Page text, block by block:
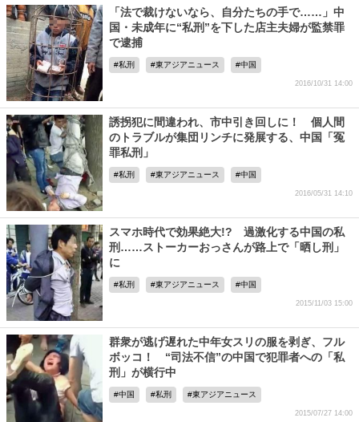
「法で裁けないなら、自分たちの手で……」中
国・未成年に“私刑”を下した店主夫婦が監禁罪
で逮捕
私刑 東アジアニュース 中国
2016/10/31 14:00
誘拐犯に間違われ、市中引き回しに！ 個人間
のトラブルが集団リンチに発展する、中国「冤
罪私刑」
私刑 東アジアニュース 中国
2016/05/31 14:10
スマホ時代で効果絶大!? 過激化する中国の私
刑……ストーカーおっさんが路上で「晒し刑」
に
私刑 東アジアニュース 中国
2015/11/03 15:00
群衆が逃げ遅れた中年女スリの服を剥ぎ、フル
ボッコ！ “司法不信”の中国で犯罪者への「私
刑」が横行中
中国 私刑 東アジアニュース
2015/07/27 14:00